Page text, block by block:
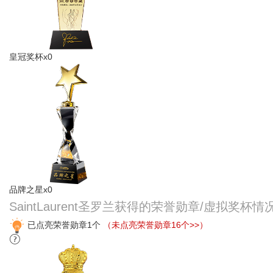
皇冠奖杯x0
品牌之星x0
SaintLaurent圣罗兰获得的荣誉勋章/虚拟奖杯情
已点亮荣誉勋章1个 （未点亮荣誉勋章16个>>）